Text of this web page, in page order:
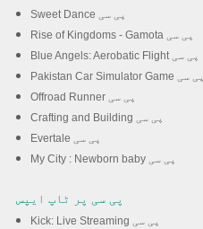
Sweet Dance پی سی
Rise of Kingdoms - Gamota پی سی
Blue Angels: Aerobatic Flight پی سی
Pakistan Car Simulator Game پی سی
Offroad Runner پی سی
Crafting and Building پی سی
Evertale پی سی
My City : Newborn baby پی سی
پی سی پر ٹاپ ایپس
Kick: Live Streaming پی سی